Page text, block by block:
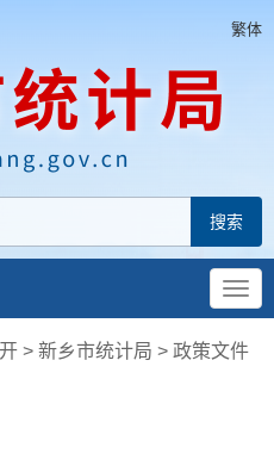
繁体
> 新乡市统计局 > 政策文件